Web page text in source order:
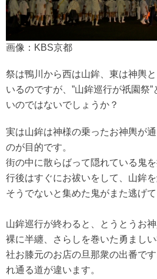
画像：KBS京都
祭は鴨川から西は山鉾、東は神輿
いるのですが、”山鉾巡行が祇園祭
いのではないでしょうか？
実は山鉾は神様の乗ったお神輿が
のが目的です。
街の中に散らばって隠れている鬼
行後はすぐにお祓いをして、山鉾
そうでないと集めた鬼がまた逃げて
山鉾巡行が終わると、とうとうお神
裸に半纏、さらしを巻いた勇まし
社お膝元のお店の旦那衆の出番で
れ通る道が違います。